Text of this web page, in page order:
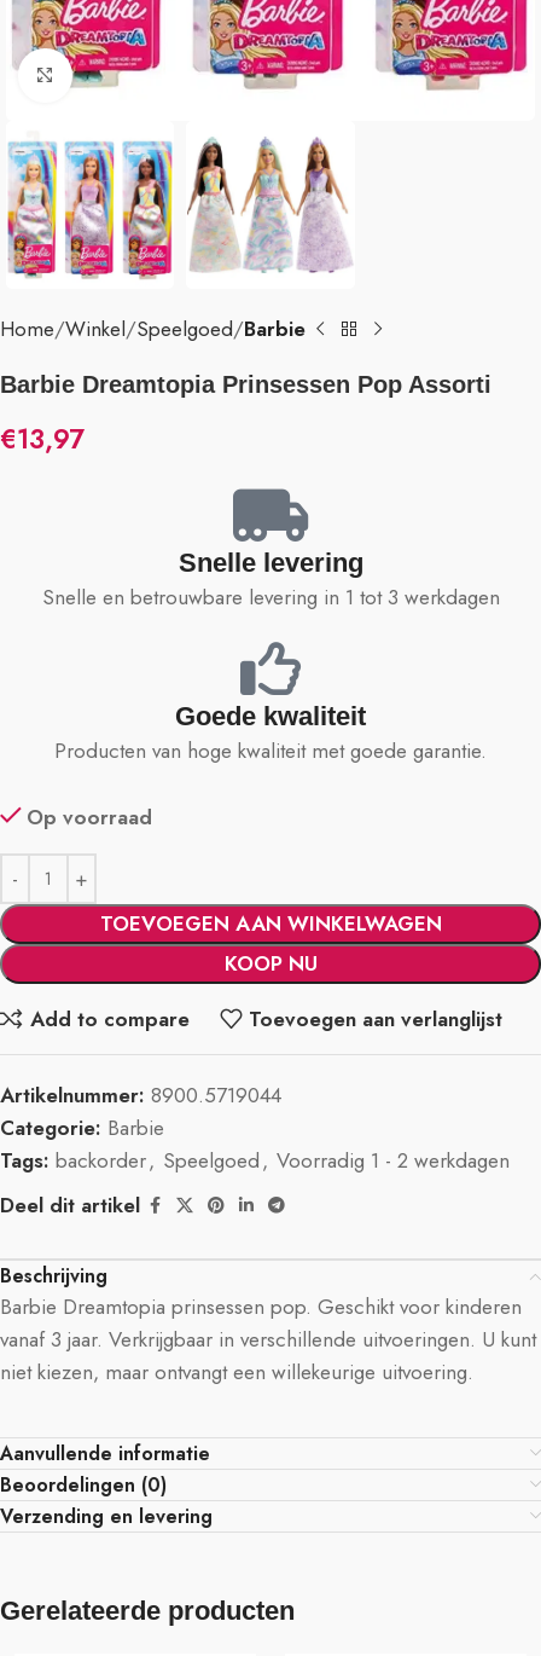
Klik om te vergroten
Home Winkel Speelgoed Barbie
Barbie Dreamtopia Prinsessen Pop Assorti
€13,97
Snelle levering
Snelle en betrouwbare levering in 1 tot 3 werkdagen
Goede kwaliteit
Producten van hoge kwaliteit met goede garantie.
Op voorraad
TOEVOEGEN AAN WINKELWAGEN
KOOP NU
Add to compare
Toevoegen aan verlanglijst
Artikelnummer: 8900.5719044
Categorie: Barbie
Tags: backorder, Speelgoed, Voorradig 1 - 2 werkdagen
Deel dit artikel
Beschrijving
Barbie Dreamtopia prinsessen pop. Geschikt voor kinderen
vanaf 3 jaar. Verkrijgbaar in verschillende uitvoeringen. U kunt
niet kiezen, maar ontvangt een willekeurige uitvoering.
Aanvullende informatie
Beoordelingen (0)
Verzending en levering
Gerelateerde producten